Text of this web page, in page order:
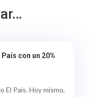
con un 20%
El País. Hoy mismo,